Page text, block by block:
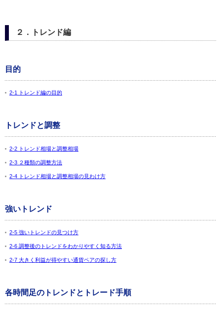
２．トレンド編
目的
2-1 トレンド編の目的
トレンドと調整
2-2 トレンド相場と調整相場
2-3 ２種類の調整方法
2-4 トレンド相場と調整相場の見わけ方
強いトレンド
2-5 強いトレンドの見つけ方
2-6 調整後のトレンドをわかりやすく知る方法
2-7 大きく利益が得やすい通貨ペアの探し方
各時間足のトレンドとトレード手順